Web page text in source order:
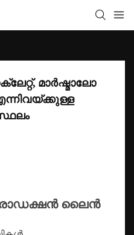
മാർഷ്മാലോ
ലൈൻ